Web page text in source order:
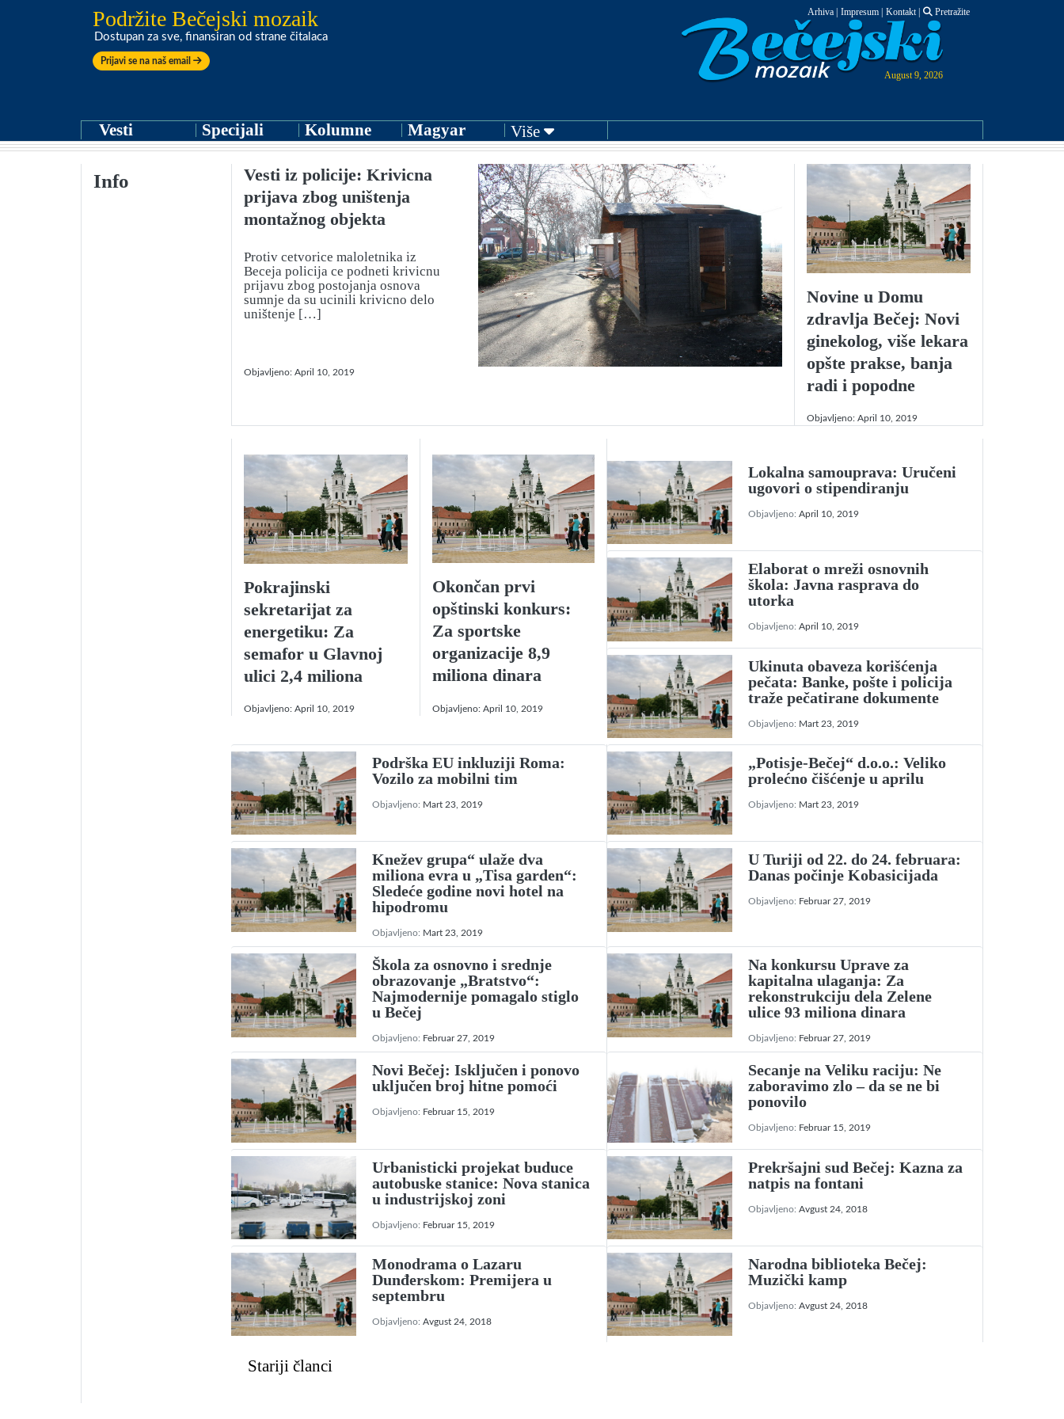
Podržite Bečejski mozaik
Dostupan za sve, finansiran od strane čitalaca
Prijavi se na naš email
Arhiva Impresum Kontakt| Pretražite
August 9, 2026
Vesti Specijali Kolumne Magyar Više
Info
Vesti iz policije: Krivicna
prijava zbog uništenja
montažnog objekta
Protiv cetvorice maloletnika iz
Beceja policija ce podneti krivicnu
prijavu zbog postojanja osnova
sumnje da su ucinili krivicno delo
uništenje […]
Objavljeno: April 10, 2019
Novine u Domu
zdravlja Bečej: Novi
ginekolog, više lekara
opšte prakse, banja
radi i popodne
Objavljeno: April 10, 2019
Pokrajinski
sekretarijat za
energetiku: Za
semafor u Glavnoj
ulici 2,4 miliona
Objavljeno: April 10, 2019
Okončan prvi
opštinski konkurs:
Za sportske
organizacije 8,9
miliona dinara
Objavljeno: April 10, 2019
Lokalna samouprava: Uručeni
ugovori o stipendiranju
Objavljeno: April 10, 2019
Elaborat o mreži osnovnih
škola: Javna rasprava do
utorka
Objavljeno: April 10, 2019
Ukinuta obaveza korišćenja
pečata: Banke, pošte i policija
traže pečatirane dokumente
Objavljeno: Mart 23, 2019
Podrška EU inkluziji Roma:
Vozilo za mobilni tim
Objavljeno: Mart 23, 2019
„Potisje-Bečej“ d.o.o.: Veliko
prolećno čišćenje u aprilu
Objavljeno: Mart 23, 2019
Knežev grupa“ ulaže dva
miliona evra u „Tisa garden“:
Sledeće godine novi hotel na
hipodromu
Objavljeno: Mart 23, 2019
U Turiji od 22. do 24. februara:
Danas počinje Kobasicijada
Objavljeno: Februar 27, 2019
Škola za osnovno i srednje
obrazovanje „Bratstvo“:
Najmodernije pomagalo stiglo
u Bečej
Objavljeno: Februar 27, 2019
Na konkursu Uprave za
kapitalna ulaganja: Za
rekonstrukciju dela Zelene
ulice 93 miliona dinara
Objavljeno: Februar 27, 2019
Novi Bečej: Isključen i ponovo
uključen broj hitne pomoći
Objavljeno: Februar 15, 2019
Secanje na Veliku raciju: Ne
zaboravimo zlo – da se ne bi
ponovilo
Objavljeno: Februar 15, 2019
Urbanisticki projekat buduce
autobuske stanice: Nova stanica
u industrijskoj zoni
Objavljeno: Februar 15, 2019
Prekršajni sud Bečej: Kazna za
natpis na fontani
Objavljeno: Avgust 24, 2018
Monodrama o Lazaru
Dunđerskom: Premijera u
septembru
Objavljeno: Avgust 24, 2018
Narodna biblioteka Bečej:
Muzički kamp
Objavljeno: Avgust 24, 2018
Kretanje
Stariji članci